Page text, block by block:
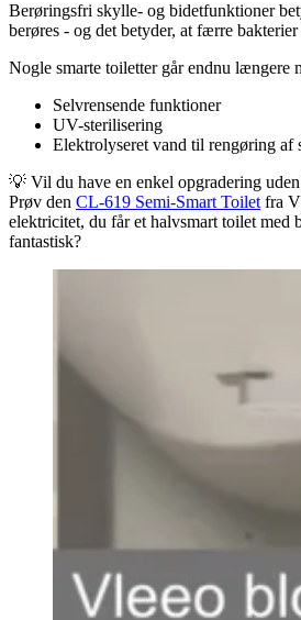
Berøringsfri skylle- og bidetfunktioner
berøres - og det betyder, at færre bakterier
Nogle smarte toiletter går endnu længere
Selvrensende funktioner
UV-sterilisering
Elektrolyseret vand til rengøring af
💡 Vil du have en enkel opgradering
Prøv den CL-619 Semi-Smart Toilet fra
elektricitet, du får et halvsmart toilet med
fantastisk?